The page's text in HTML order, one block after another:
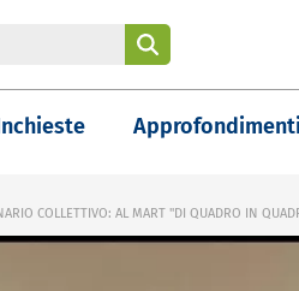
Approfondimenti
COLLETTIVO: AL MART "DI QUADRO IN